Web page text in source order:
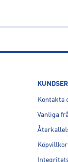
Kontakta
Vanliga
Köpvillkor